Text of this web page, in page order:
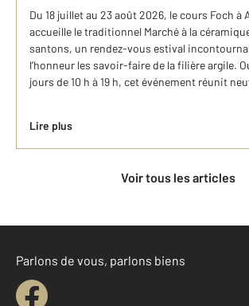
Du 18 juillet au 23 août 2026, le cours Foch à
accueille le traditionnel Marché à la
santons, un rendez-vous estival
l’honneur les savoir-faire de la filière argile.
jours de 10 h à 19 h, cet événement réunit
Lire plus
Voir tous les articles
Parlons de vous, parlons biens